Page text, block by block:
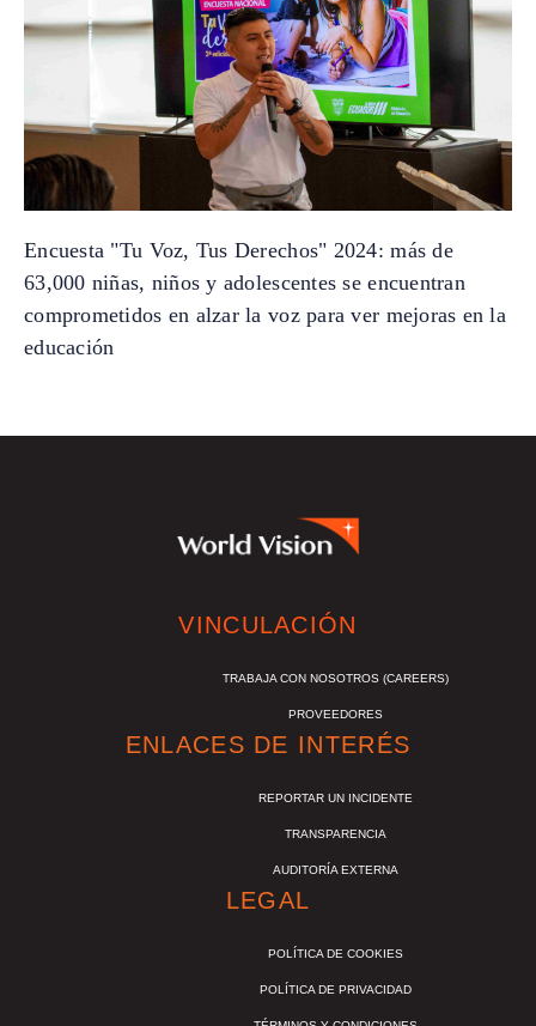
Encuesta "Tu Voz, Tus Derechos" 2024: más de
63,000 niñas, niños y adolescentes se encuentran
comprometidos en alzar la voz para ver mejoras en la
educación
VINCULACIÓN
TRABAJA CON NOSOTROS (CAREERS)
PROVEEDORES
ENLACES DE INTERÉS
REPORTAR UN INCIDENTE
TRANSPARENCIA
AUDITORÍA EXTERNA
LEGAL
POLÍTICA DE COOKIES
POLÍTICA DE PRIVACIDAD